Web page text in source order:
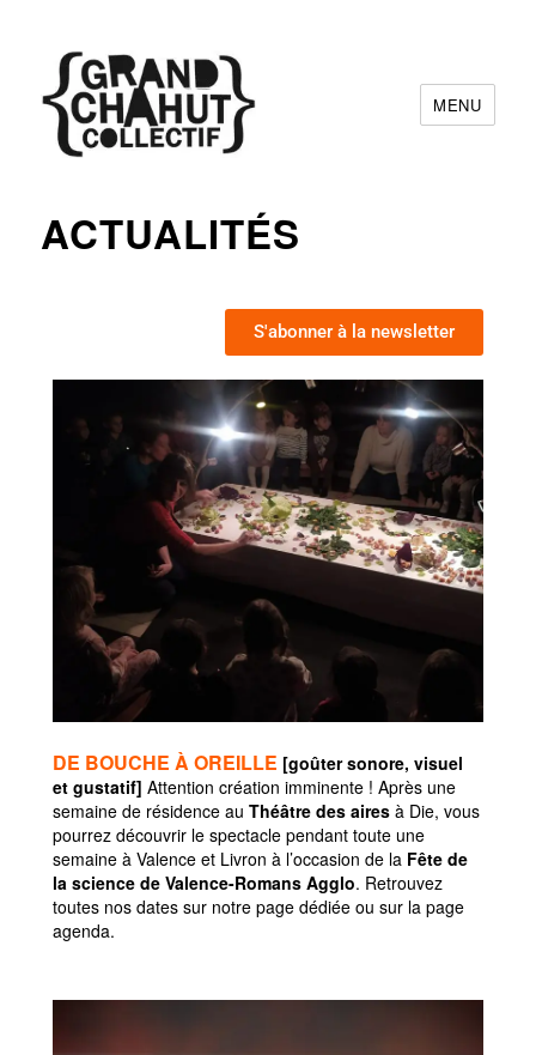
MENU
ACTUALITÉS
S'abonner à la newsletter
DE BOUCHE À OREILLE [goûter sonore, visuel
et gustatif] Attention création imminente ! Après une
semaine de résidence auThéâtre des aires à Die, vous
pourrez découvrir le spectacle pendant toute une
semaine à Valence et Livron à l’occasion de la Fête de
la science de Valence-Romans Agglo. Retrouvez
toutes nos dates sur notre page dédiée ou sur la page
agenda.